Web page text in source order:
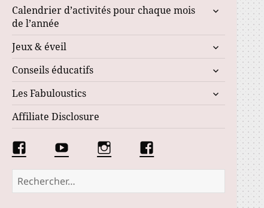
Calendrier d’activités pour chaque mois
de l’année
ouvrir
sous-
menu
Jeux & éveil
ouvrir
le
sous-
menu
Conseils éducatifs
ouvrir
le
sous-
menu
Les Fabuloustics
ouvrir
le
menu
Affiliate Disclosure
Facebook
Les
Fabuloustics
Conseils
d’une
éducatrice
de
Éduquer
les
petits
La
communauté
Marmotille
Rechercher :